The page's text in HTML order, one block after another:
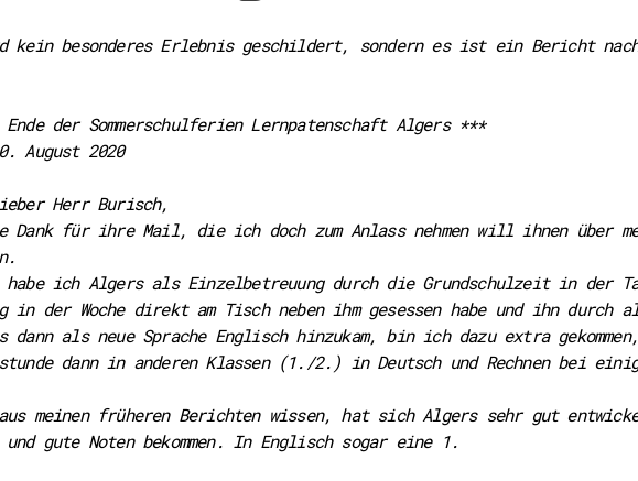
kein besonderes Erlebnis geschildert, sondern es ist ein Bericht
der Sommerschulferien Lernpatenschaft Algers ***
August 2020
Herr Burisch,
Dank für ihre Mail, die ich doch zum Anlass nehmen will ihnen über
habe ich Algers als Einzelbetreuung durch die Grundschulzeit in der
in der Woche direkt am Tisch neben ihm gesessen habe und ihn
dann als neue Sprache Englisch hinzukam, bin ich dazu extra
dann in anderen Klassen (1./2.) in Deutsch und Rechnen bei
meinen früheren Berichten wissen, hat sich Algers sehr gut
und gute Noten bekommen. In Englisch sogar eine 1.